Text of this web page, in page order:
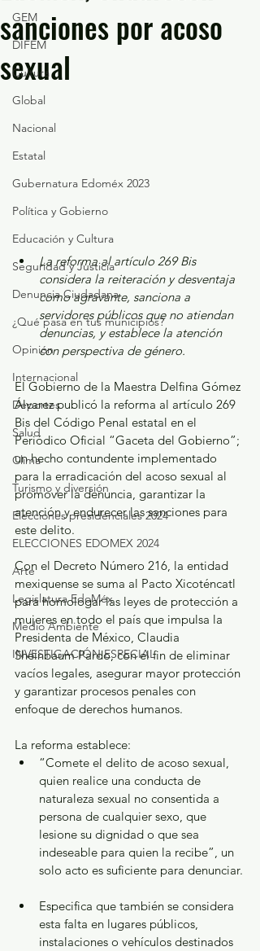
GEM
DIFEM
Cultura
Global
Nacional
Estatal
Gubernatura Edoméx 2023
Política y Gobierno
Educación y Cultura
Seguridad y Justicia
Denuncia Ciudadana
¿Qué pasa en tus municipios?
Opinión
Internacional
Deportes
Salud
Clima
Turismo y diversión
Elecciones presidenciales 2024
ELECCIONES EDOMEX 2024
Arte
Legislatura EdoMéx
Medio Ambiente
INVESTIGACIÓN ESPECIAL
sanciones por acoso
sexual
La reforma al artículo 269 Bis
considera la reiteración y desventaja
como agravante, sanciona a
servidores públicos que no atiendan
denuncias, y establece la atención
con perspectiva de género.
El Gobierno de la Maestra Delfina Gómez
Álvarez publicó la reforma al artículo 269
Bis del Código Penal estatal en el
Periódico Oficial “Gaceta del Gobierno”;
un hecho contundente implementado
para la erradicación del acoso sexual al
promover la denuncia, garantizar la
atención y endurecer las sanciones para
este delito.
Con el Decreto Número 216, la entidad
mexiquense se suma al Pacto Xicoténcatl
para homologar las leyes de protección a
mujeres en todo el país que impulsa la
Presidenta de México, Claudia
Sheinbaum Pardo, con el fin de eliminar
vacíos legales, asegurar mayor protección
y garantizar procesos penales con
enfoque de derechos humanos.
La reforma establece:
“Comete el delito de acoso sexual,
quien realice una conducta de
naturaleza sexual no consentida a
persona de cualquier sexo, que
lesione su dignidad o que sea
indeseable para quien la recibe”, un
solo acto es suficiente para denunciar.
Especifica que también se considera
esta falta en lugares públicos,
instalaciones o vehículos destinados